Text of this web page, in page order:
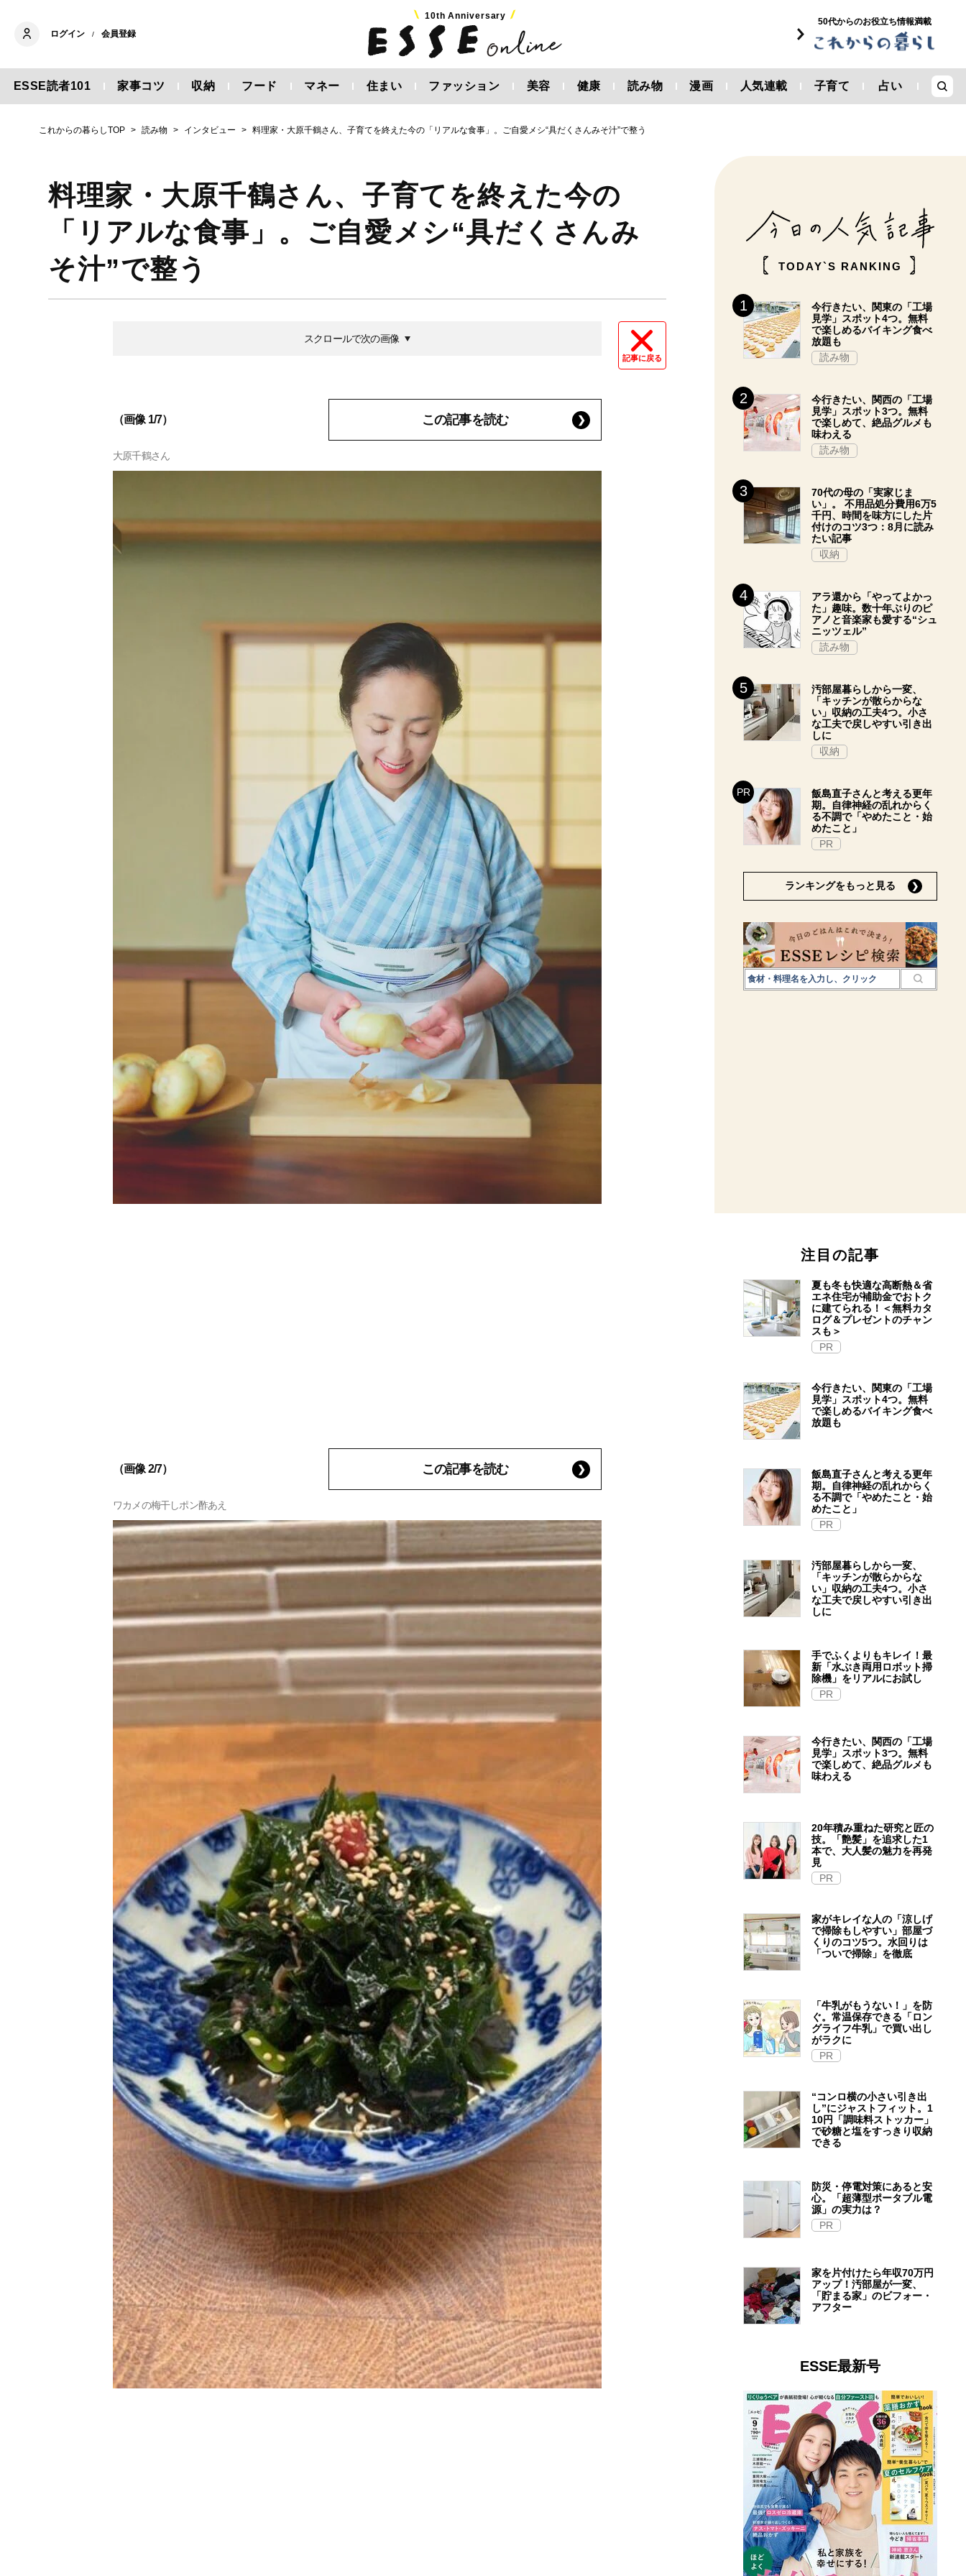
ログイン / 会員登録
10th Anniversary
50代からのお役立ち情報満載
ESSE読者101 家事コツ 収納 フード マネー 住まい ファッション 美容 健康 読み物 漫画 人気連載 子育て 占い
これからの暮らしTOP 読み物 インタビュー 料理家・大原千鶴さん、子育てを終えた今の「リアルな食事」。ご自愛メシ“具だくさんみそ汁”で整う
料理家・大原千鶴さん、子育てを終えた今の
「リアルな食事」。ご自愛メシ“具だくさんみ
そ汁”で整う
記事に戻る
スクロールで次の画像
（画像 1/7） この記事を読む
大原千鶴さん
（画像 2/7） この記事を読む
ワカメの梅干しポン酢あえ
TODAY`S RANKING
今行きたい、関東の「工場
見学」スポット4つ。無料
で楽しめるバイキング食べ
放題も
読み物
今行きたい、関西の「工場
見学」スポット3つ。無料
で楽しめて、絶品グルメも
味わえる
読み物
70代の母の「実家じま
い」。 不用品処分費用6万5
千円、時間を味方にした片
付けのコツ3つ：8月に読み
たい記事
収納
アラ還から「やってよかっ
た」趣味。数十年ぶりのピ
アノと音楽家も愛する“シュ
ニッツェル”
読み物
汚部屋暮らしから一変、
「キッチンが散らからな
い」収納の工夫4つ。小さ
な工夫で戻しやすい引き出
しに
収納
飯島直子さんと考える更年
期。自律神経の乱れからく
る不調で「やめたこと・始
めたこと」
PR
ランキングをもっと見る
注目の記事
夏も冬も快適な高断熱＆省
エネ住宅が補助金でおトク
に建てられる！＜無料カタ
ログ＆プレゼントのチャン
スも＞
PR
今行きたい、関東の「工場
見学」スポット4つ。無料
で楽しめるバイキング食べ
放題も
飯島直子さんと考える更年
期。自律神経の乱れからく
る不調で「やめたこと・始
めたこと」
PR
汚部屋暮らしから一変、
「キッチンが散らからな
い」収納の工夫4つ。小さ
な工夫で戻しやすい引き出
しに
手でふくよりもキレイ！最
新「水ぶき両用ロボット掃
除機」をリアルにお試し
PR
今行きたい、関西の「工場
見学」スポット3つ。無料
で楽しめて、絶品グルメも
味わえる
20年積み重ねた研究と匠の
技。「艶髪」を追求した1
本で、大人髪の魅力を再発
見
PR
家がキレイな人の「涼しげ
で掃除もしやすい」部屋づ
くりのコツ5つ。水回りは
「ついで掃除」を徹底
「牛乳がもうない！」を防
ぐ。常温保存できる「ロン
グライフ牛乳」で買い出し
がラクに
PR
“コンロ横の小さい引き出
し”にジャストフィット。1
10円「調味料ストッカー」
で砂糖と塩をすっきり収納
できる
防災・停電対策にあると安
心。「超薄型ポータブル電
源」の実力は？​
PR
家を片付けたら年収70万円
アップ！汚部屋が一変、
「貯まる家」のビフォー・
アフター
ESSE最新号